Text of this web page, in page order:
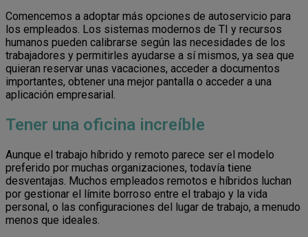
Comencemos a adoptar más opciones de autoservicio para
los empleados. Los sistemas modernos de TI y recursos
humanos pueden calibrarse según las necesidades de los
trabajadores y permitirles ayudarse a sí mismos, ya sea que
quieran reservar unas vacaciones, acceder a documentos
importantes, obtener una mejor pantalla o acceder a una
aplicación empresarial.
Tener una oficina increíble
Aunque el trabajo híbrido y remoto parece ser el modelo
preferido por muchas organizaciones, todavía tiene
desventajas. Muchos empleados remotos e híbridos luchan
por gestionar el límite borroso entre el trabajo y la vida
personal, o las configuraciones del lugar de trabajo, a menudo
menos que ideales.